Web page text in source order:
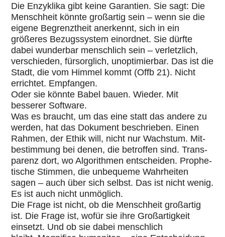
Die Enzy­klika gibt keine Garan­tien. Sie sagt: Die
Mensch­heit könnte groß­ar­tig sein – wenn sie die
eigene Begrenzt­heit aner­kennt, sich in ein
größeres Bezugs­sys­tem ein­ord­net. Sie dürfte
dabei wun­der­bar mensch­lich sein – ver­letz­lich,
ver­schie­den, für­sorg­lich, unop­ti­mier­bar. Das ist die
Stadt, die vom Himmel kommt (Offb 21). Nicht
errich­tet. Emp­fan­gen.
Oder sie könnte Babel bauen. Wieder. Mit
besserer Software.
Was es braucht, um das eine statt das andere zu
werden, hat das Dokument beschrie­ben. Einen
Rahmen, der Ethik will, nicht nur Wachstum. Mit­
be­stim­mung bei denen, die betrof­fen sind. Trans­
pa­renz dort, wo Algo­rith­men ent­schei­den. Pro­phe­
ti­sche Stimmen, die unbe­queme Wahr­hei­ten
sagen – auch über sich selbst. Das ist nicht wenig.
Es ist auch nicht unmög­lich.
Die Frage ist nicht, ob die Mensch­heit groß­ar­tig
ist. Die Frage ist, wofür sie ihre Groß­ar­tig­keit
einsetzt. Und ob sie dabei mensch­lich